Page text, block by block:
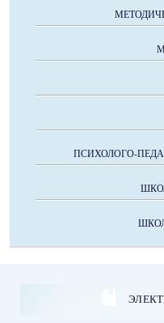
ПСИХОЛОГО-